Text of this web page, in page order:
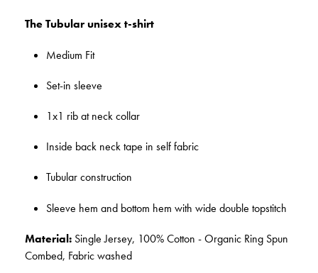
The Tubular unisex t-shirt
Medium Fit
Set-in sleeve
1x1 rib at neck collar
Inside back neck tape in self fabric
Tubular construction
Sleeve hem and bottom hem with wide double topstitch
Material: Single Jersey, 100% Cotton - Organic Ring Spun
Combed, Fabric washed